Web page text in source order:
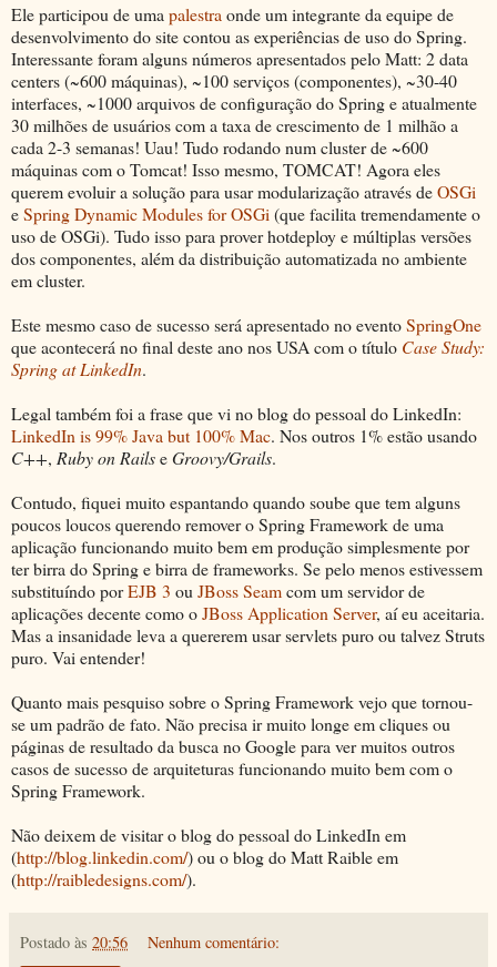
Ele participou de uma palestra onde um integrante da equipe de
desenvolvimento do site contou as experiências de uso do Spring.
Interessante foram alguns números apresentados pelo Matt: 2 data
centers (~600 máquinas), ~100 serviços (componentes), ~30-40
interfaces, ~1000 arquivos de configuração do Spring e atualmente
30 milhões de usuários com a taxa de crescimento de 1 milhão a
cada 2-3 semanas! Uau! Tudo rodando num cluster de ~600
máquinas com o Tomcat! Isso mesmo, TOMCAT! Agora eles
querem evoluir a solução para usar modularização através deOSGi
eSpring Dynamic Modules for OSGi (que facilita tremendamente o
uso de OSGi). Tudo isso para prover hotdeploy e múltiplas versões
dos componentes, além da distribuição automatizada no ambiente
em cluster.
Este mesmo caso de sucesso será apresentado no eventoSpringOne
que acontecerá no final deste ano nos USA com o título Case Study:
Spring at LinkedIn.
Legal também foi a frase que vi no blog do pessoal do LinkedIn:
LinkedIn is 99% Java but 100% Mac. Nos outros 1% estão usando
C++, Ruby on RailseGroovy/Grails.
Contudo, fiquei muito espantando quando soube que tem alguns
poucos loucos querendo remover o Spring Framework de uma
aplicação funcionando muito bem em produção simplesmente por
ter birra do Spring e birra de frameworks. Se pelo menos estivessem
substituíndo porEJB 3 ou JBoss Seamcom um servidor de
aplicações decente como oJBoss Application Server, aí eu aceitaria.
Mas a insanidade leva a quererem usar servlets puro ou talvez Struts
puro. Vai entender!
Quanto mais pesquiso sobre o Spring Framework vejo que tornou-
se um padrão de fato. Não precisa ir muito longe em cliques ou
páginas de resultado da busca no Google para ver muitos outros
casos de sucesso de arquiteturas funcionando muito bem com o
Spring Framework.
Não deixem de visitar o blog do pessoal do LinkedIn em
(http://blog.linkedin.com/) ou o blog do Matt Raible em
(http://raibledesigns.com/).
Postado às 20:56 Nenhum comentário: